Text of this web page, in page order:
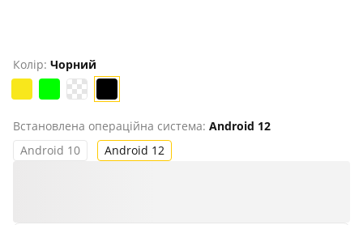
Колір: Чорний
Встановлена ​​операційна система: Android 12
Android 10
Android 12